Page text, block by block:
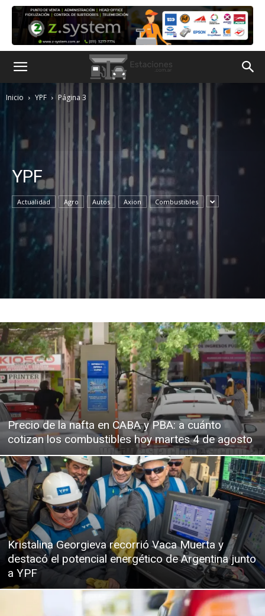
Inicio YPF Página 3
YPF
Actualidad Agro Autos Axion Combustibles
Precio de la nafta en CABA y PBA: a cuánto
cotizan los combustibles hoy martes 4 de agosto
Kristalina Georgieva recorrió Vaca Muerta y
destacó el potencial energético de Argentina junto
a YPF